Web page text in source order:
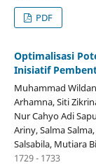
PDF
Optimalisasi
Inisiatif
Muhammad
Arhamna, Siti
Nur Cahyo Adi
Ariny, Salma
Salsabila, Mutiara
1729 - 1733